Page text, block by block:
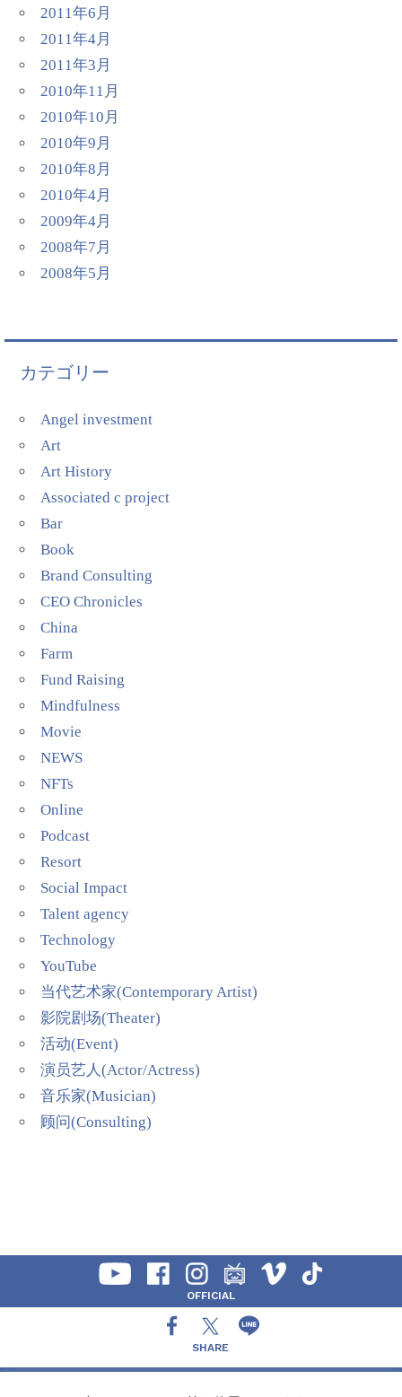
2011年6月
2011年4月
2011年3月
2010年11月
2010年10月
2010年9月
2010年8月
2010年4月
2009年4月
2008年7月
2008年5月
カテゴリー
Angel investment
Art
Art History
Associated c project
Bar
Book
Brand Consulting
CEO Chronicles
China
Farm
Fund Raising
Mindfulness
Movie
NEWS
NFTs
Online
Podcast
Resort
Social Impact
Talent agency
Technology
YouTube
当代艺术家(Contemporary Artist)
影院剧场(Theater)
活动(Event)
演员艺人(Actor/Actress)
音乐家(Musician)
顾问(Consulting)
OFFICIAL
SHARE
CONTACT